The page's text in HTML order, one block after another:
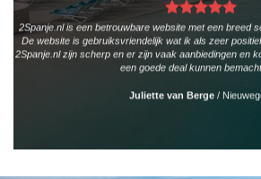
2Spanje.nl is een betrouwbare website met een breed
De website is gebruiksvriendelijk wat ik als zeer
2Spanje.nl zijn scherp en er zijn vaak aanbiedingen en
een goede deal kunnen
Juliette van Berge /